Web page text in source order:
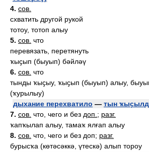
4. сов.
схватить другой рукой
тотоу, тотоп алыу
5. сов. что
перевязать, перетянуть
ҡыҫып (быуып) бәйләү
6. сов. что
тынды ҡыҫыу, ҡыҫып (быуып) алыу,
(ҡурылыу)
дыхание перехватило — тын
7. сов. что, чего и без доп. ; разг.
ҡапҡылап алыу, тамаҡ ялғап алыу
8. сов. что, чего и без доп; разг.
бурысҡа (көтәсәккә, үтескә) алып тороу